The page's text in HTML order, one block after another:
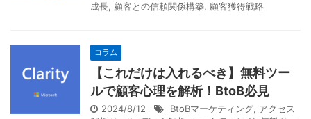
成長, 顧客との信頼関係構築, 顧客獲得戦略
コラム
【これだけは入れるべき】無料ツー
ルで顧客心理を解析！BtoB必見
2024/8/12 BtoBマーケティング, アクセス